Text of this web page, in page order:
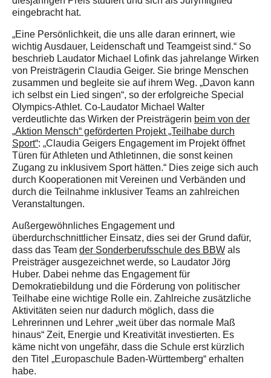
eingebracht hat.
„Eine Persönlichkeit, die uns alle daran erinnert, wie
wichtig Ausdauer, Leidenschaft und Teamgeist sind.“ So
beschrieb Laudator Michael Lofink das jahrelange Wirken
von Preisträgerin Claudia Geiger. Sie bringe Menschen
zusammen und begleite sie auf ihrem Weg. „Davon kann
ich selbst ein Lied singen“, so der erfolgreiche Special
Olympics-Athlet. Co-Laudator Michael Walter
verdeutlichte das Wirken der Preisträgerin beim von der
„Aktion Mensch“ geförderten Projekt „Teilhabe durch
Sport“: „Claudia Geigers Engagement im Projekt öffnet
Türen für Athleten und Athletinnen, die sonst keinen
Zugang zu inklusivem Sport hätten.“ Dies zeige sich auch
durch Kooperationen mit Vereinen und Verbänden und
durch die Teilnahme inklusiver Teams an zahlreichen
Veranstaltungen.
Außergewöhnliches Engagement und
überdurchschnittlicher Einsatz, dies sei der Grund dafür,
dass das Teamder Sonderberufsschule des BBWals
Preisträger ausgezeichnet werde, so Laudator Jörg
Huber. Dabei nehme das Engagement für
Demokratiebildung und die Förderung von politischer
Teilhabe eine wichtige Rolle ein. Zahlreiche zusätzliche
Aktivitäten seien nur dadurch möglich, dass die
Lehrerinnen und Lehrer „weit über das normale Maß
hinaus“ Zeit, Energie und Kreativität investierten. Es
käme nicht von ungefähr, dass die Schule erst kürzlich
den Titel „Europaschule Baden-Württemberg“ erhalten
habe.